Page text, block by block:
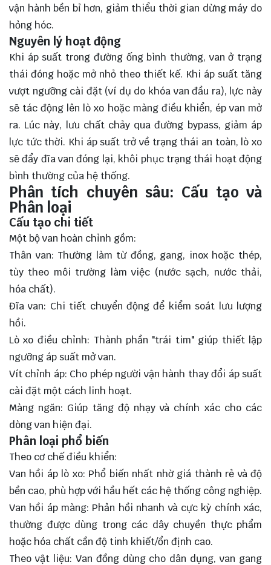
vận hành bền bỉ hơn, giảm thiểu thời gian dừng máy do
hỏng hóc.
Nguyên lý hoạt động
Khi áp suất trong đường ống bình thường, van ở trạng
thái đóng hoặc mở nhỏ theo thiết kế. Khi áp suất tăng
vượt ngưỡng cài đặt (ví dụ do khóa van đầu ra), lực này
sẽ tác động lên lò xo hoặc màng điều khiển, ép van mở
ra. Lúc này, lưu chất chảy qua đường bypass, giảm áp
lực tức thời. Khi áp suất trở về trạng thái an toàn, lò xo
sẽ đẩy đĩa van đóng lại, khôi phục trạng thái hoạt động
bình thường của hệ thống.
Phân tích chuyên sâu: Cấu tạo và
Phân loại
Cấu tạo chi tiết
Một bộ van hoàn chỉnh gồm:
Thân van: Thường làm từ đồng, gang, inox hoặc thép,
tùy theo môi trường làm việc (nước sạch, nước thải,
hóa chất).
Đĩa van: Chi tiết chuyển động để kiểm soát lưu lượng
hồi.
Lò xo điều chỉnh: Thành phần "trái tim" giúp thiết lập
ngưỡng áp suất mở van.
Vít chỉnh áp: Cho phép người vận hành thay đổi áp suất
cài đặt một cách linh hoạt.
Màng ngăn: Giúp tăng độ nhạy và chính xác cho các
dòng van hiện đại.
Phân loại phổ biến
Theo cơ chế điều khiển:
Van hồi áp lò xo: Phổ biến nhất nhờ giá thành rẻ và độ
bền cao, phù hợp với hầu hết các hệ thống công nghiệp.
Van hồi áp màng: Phản hồi nhanh và cực kỳ chính xác,
thường được dùng trong các dây chuyền thực phẩm
hoặc hóa chất cần độ tinh khiết/ổn định cao.
Theo vật liệu: Van đồng dùng cho dân dụng, van gang